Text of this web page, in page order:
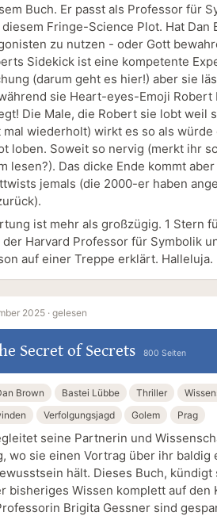
Buch. Er passt als Professor für
Fringe-Science Plot. Hat Dan
zu nutzen - oder Gott
Sidekick ist eine kompetente
(darum geht es hier!) aber sie
sie Heart-eyes-Emoji Robert
Die Male, die Robert sie lobt weil
wiederholt) wirkt es so als
loben. Soweit so nervig (merkt ihr
lesen?). Das dicke Ende kommt
jemals (die 2000-er haben
ist mehr als großzügig. 1 Stern
Harvard Professor für Symbolik
auf einer Treppe erklärt. Halleluja.
2025 · gelesen
Secret of Secrets 800 Seiten
Brown Bastei Lübbe Thriller
Verfolgungsjagd Golem Prag
seine Partnerin und
wo sie einen Vortrag über ihr
hält. Dieses Buch,
bisheriges Wissen komplett auf den
Brigita Gessner sind